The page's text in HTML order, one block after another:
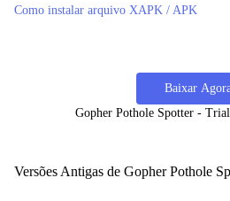
Como instalar arquivo XAPK / APK
Baixar
Gopher Pothole Spotter - Trial
Versões Antigas de Gopher Pothole